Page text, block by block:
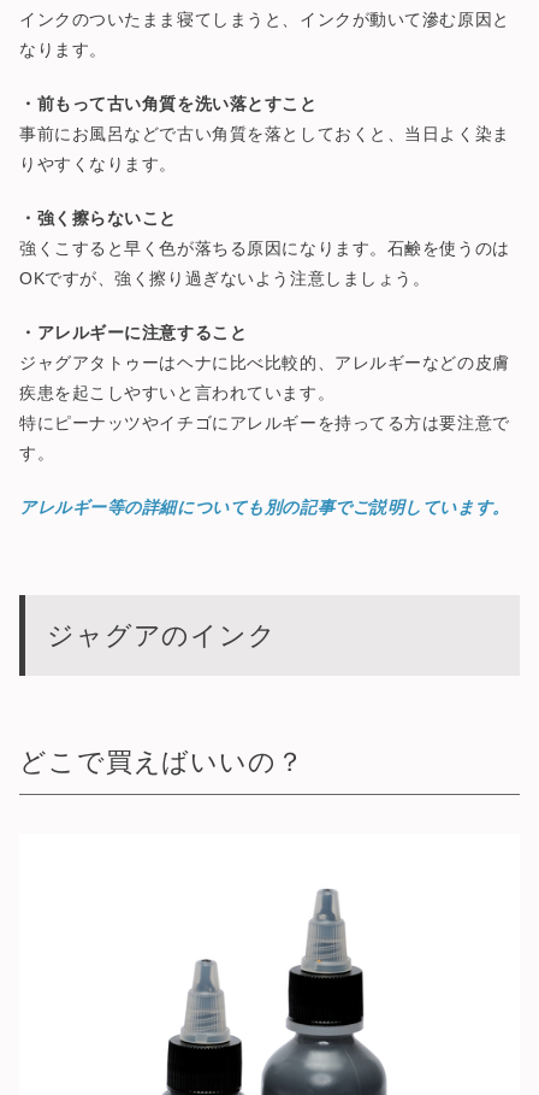
インクのついたまま寝てしまうと、インクが動いて滲む原因と
なります。
・前もって古い角質を洗い落とすこと
事前にお風呂などで古い角質を落としておくと、当日よく染ま
りやすくなります。
・強く擦らないこと
強くこすると早く色が落ちる原因になります。石鹸を使うのは
OKですが、強く擦り過ぎないよう注意しましょう。
・アレルギーに注意すること
ジャグアタトゥーはヘナに比べ比較的、アレルギーなどの皮膚
疾患を起こしやすいと言われています。
特にピーナッツやイチゴにアレルギーを持ってる方は要注意で
す。
アレルギー等の詳細についても別の記事でご説明しています。
ジャグアのインク
どこで買えばいいの？